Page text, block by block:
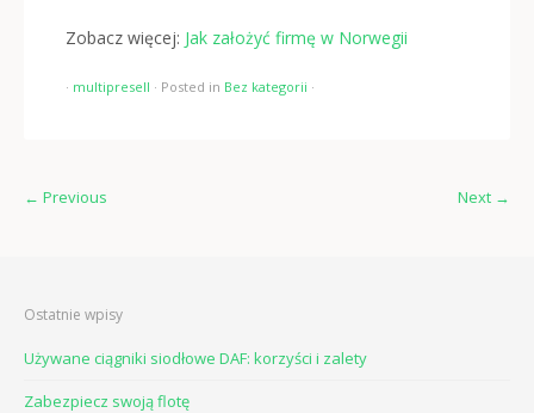
Zobacz więcej: Jak założyć firmę w Norwegii
· multipresell · Posted in Bez kategorii ·
← Previous Next →
Ostatnie wpisy
Używane ciągniki siodłowe DAF: korzyści i zalety
Zabezpiecz swoją flotę